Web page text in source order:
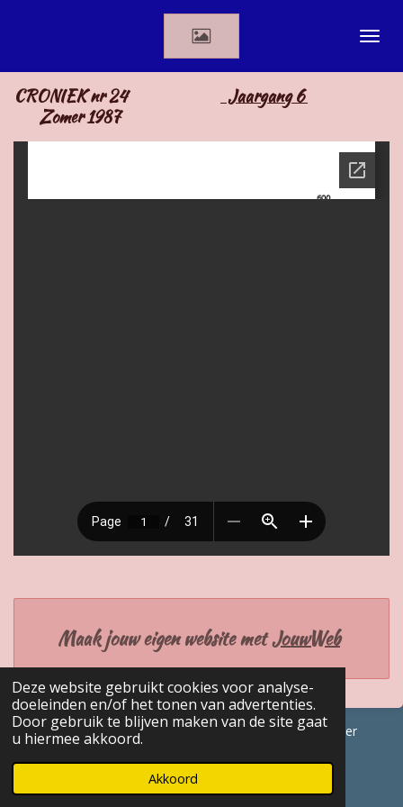
Deze website gebruikt cookies voor analyse-
doeleinden en/of het tonen van advertenties.
Door gebruik te blijven maken van de site gaat
u hiermee akkoord.
Akkoord
de
hoofdinhoud
CRONIEK nr 24
Jaargang 6
Zomer 1987
Maak jouw eigen website met JouwWeb
© 2017 - 2026 GENEALOGISCHE Bijdragen Marc Van Acker